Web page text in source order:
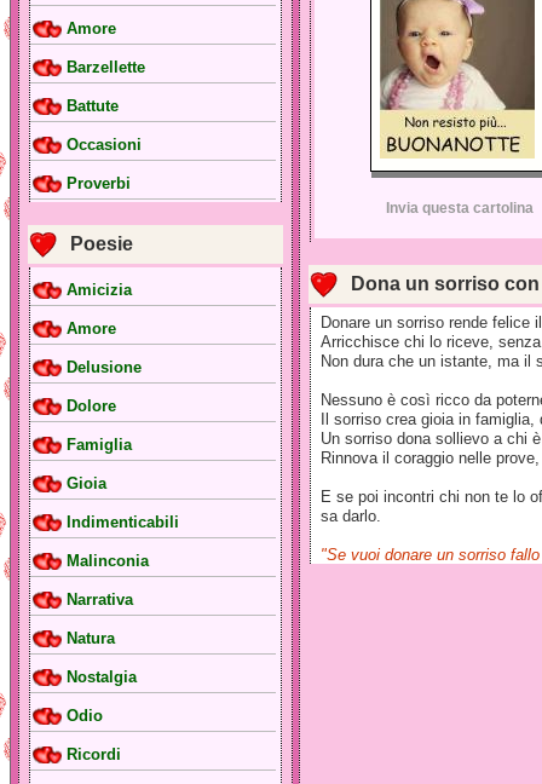
Amore
Barzellette
Battute
Occasioni
Proverbi
Poesie
Amicizia
Amore
Delusione
Dolore
Famiglia
Gioia
Indimenticabili
Malinconia
Narrativa
Natura
Nostalgia
Odio
Ricordi
Invia questa cartolina
Dona un sorriso
Donare un sorriso rende felice
Arricchisce chi lo riceve,
Non dura che un istante, ma il
Nessuno è così ricco da
Il sorriso crea gioia in
Un sorriso dona sollievo a chi
Rinnova il coraggio nelle
E se poi incontri chi non te lo
sa darlo.
"Se vuoi donare un sorriso